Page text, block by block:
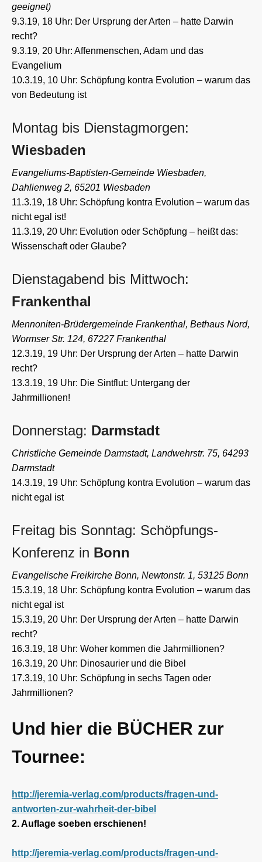
geeignet)
9.3.19, 18 Uhr: Der Ursprung der Arten – hatte Darwin
recht?
9.3.19, 20 Uhr: Affenmenschen, Adam und das
Evangelium
10.3.19, 10 Uhr: Schöpfung kontra Evolution – warum das
von Bedeutung ist
Montag bis Dienstagmorgen:
Wiesbaden
Evangeliums-Baptisten-Gemeinde Wiesbaden,
Dahlienweg 2, 65201 Wiesbaden
11.3.19, 18 Uhr: Schöpfung kontra Evolution – warum das
nicht egal ist!
11.3.19, 20 Uhr: Evolution oder Schöpfung – heißt das:
Wissenschaft oder Glaube?
Dienstagabend bis Mittwoch:
Frankenthal
Mennoniten-Brüdergemeinde Frankenthal, Bethaus Nord,
Wormser Str. 124, 67227 Frankenthal
12.3.19, 19 Uhr: Der Ursprung der Arten – hatte Darwin
recht?
13.3.19, 19 Uhr: Die Sintflut: Untergang der
Jahrmillionen!
Donnerstag: Darmstadt
Christliche Gemeinde Darmstadt, Landwehrstr. 75, 64293
Darmstadt
14.3.19, 19 Uhr: Schöpfung kontra Evolution – warum das
nicht egal ist
Freitag bis Sonntag: Schöpfungs-
Konferenz in Bonn
Evangelische Freikirche Bonn, Newtonstr. 1, 53125 Bonn
15.3.19, 18 Uhr: Schöpfung kontra Evolution – warum das
nicht egal ist
15.3.19, 20 Uhr: Der Ursprung der Arten – hatte Darwin
recht?
16.3.19, 18 Uhr: Woher kommen die Jahrmillionen?
16.3.19, 20 Uhr: Dinosaurier und die Bibel
17.3.19, 10 Uhr: Schöpfung in sechs Tagen oder
Jahrmillionen?
Und hier die BÜCHER zur
Tournee:
http://jeremia-verlag.com/products/fragen-und-
antworten-zur-wahrheit-der-bibel
2. Auflage soeben erschienen!
http://jeremia-verlag.com/products/fragen-und-